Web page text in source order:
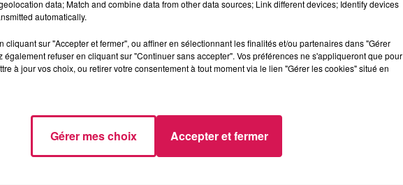
l’Éducation nationale pour expérimenter de nouvelles façons
au lycée, en matériels et ressources pour le présentiel comme le
aux usages numériques tant pour les enseignants que
depuis septembre 2020. Développé en partenariat avec les
d’Ingénierie pour les Collectivités de l’Aisne (ADICA)
primaires. Par ailleurs, le Département de l’Aisne a, depuis
le biais de deux Ingénieurs pédagogiques. Ils assurent
le numérique. Ce projet, financé par les fonds européens, la
en priorité sur le territoire du Pacte. •
data; Match and combine data from other data sources; Link different devices; Identify devices
automatically.
cliquant sur "Accepter et fermer", ou affiner en sélectionnant les finalités et/ou partenaires dans "Gérer
également refuser en cliquant sur "Continuer sans accepter". Vos préférences ne s'appliqueront que pour
à jour vos choix, ou retirer votre consentement à tout moment via le lien "Gérer les cookies" situé en
Gérer mes choix Accepter et fermer